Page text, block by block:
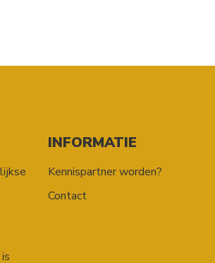
INFORMATIE
Kennispartner worden?
Contact